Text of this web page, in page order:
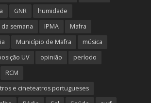
GNR
humidade
semana
IPMA
Mafra
Município de Mafra
música
UV
opinião
período
RCM
e cineteatros portugueses